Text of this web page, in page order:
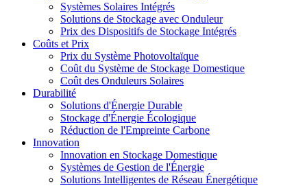
Systèmes Solaires Intégrés
Solutions de Stockage avec Onduleur
Prix des Dispositifs de Stockage Intégrés
Coûts et Prix
Prix du Système Photovoltaïque
Coût du Système de Stockage Domestique
Coût des Onduleurs Solaires
Durabilité
Solutions d'Énergie Durable
Stockage d'Énergie Écologique
Réduction de l'Empreinte Carbone
Innovation
Innovation en Stockage Domestique
Systèmes de Gestion de l'Énergie
Solutions Intelligentes de Réseau Énergétique